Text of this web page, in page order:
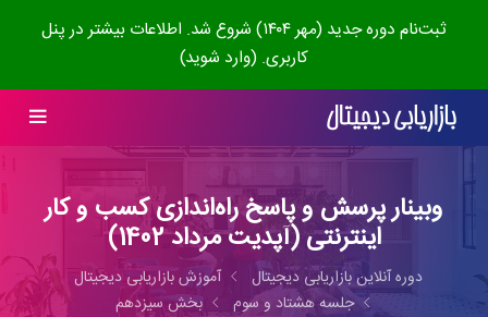
ثبت‌نام دوره جدید (مهر ۱۴۰۴) شروع شد. اطلاعات بیشتر در پنل
کاربری. (وارد شوید)
وبینار پرسش و پاسخ راه‌اندازی کسب و کار
اینترنتی (آپدیت مرداد 1402)
دوره آنلاین بازاریابی دیجیتال
آموزش بازاریابی دیجیتال
جلسه هشتاد و سوم
بخش سیزدهم